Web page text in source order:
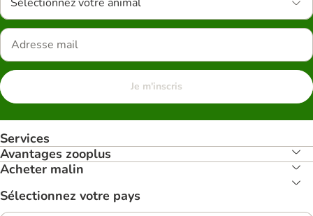
Je m'inscris
Services
Avantages zooplus
Acheter malin
Sélectionnez votre pays